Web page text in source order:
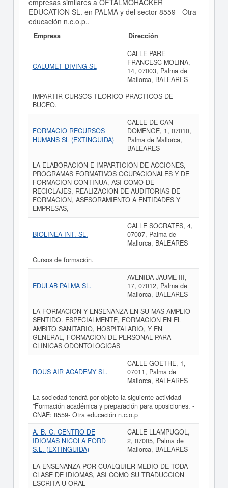
empresas similares a OFTALMOHACKER
EDUCATION SL. en PALMA y del sector 8559 - Otra
educación n.c.o.p..
Empresa Dirección
CALUMET DIVING SL
CALLE PARE
FRANCESC MOLINA,
14, 07003, Palma de
Mallorca, BALEARES
IMPARTIR CURSOS TEORICO PRACTICOS DE
BUCEO.
FORMACIO RECURSOS
HUMANS SL (EXTINGUIDA)
CALLE DE CAN
DOMENGE, 1, 07010,
Palma de Mallorca,
BALEARES
LA ELABORACION E IMPARTICION DE ACCIONES,
PROGRAMAS FORMATIVOS OCUPACIONALES Y DE
FORMACION CONTINUA, ASI COMO DE
RECICLAJES, REALIZACION DE AUDITORIAS DE
FORMACION, ASESORAMIENTO A ENTIDADES Y
EMPRESAS,
BIOLINEA INT. SL.
CALLE SOCRATES, 4,
07007, Palma de
Mallorca, BALEARES
Cursos de formación.
EDULAB PALMA SL.
AVENIDA JAUME III,
17, 07012, Palma de
Mallorca, BALEARES
LA FORMACION Y ENSENANZA EN SU MAS AMPLIO
SENTIDO. ESPECIALMENTE, FORMACION EN EL
AMBITO SANITARIO, HOSPITALARIO, Y EN
GENERAL, FORMACION DE PERSONAL PARA
CLINICAS ODONTOLOGICAS
ROUS AIR ACADEMY SL.
CALLE GOETHE, 1,
07011, Palma de
Mallorca, BALEARES
La sociedad tendrá por objeto la siguiente actividad
"Formación académica y preparación para oposiciones. -
CNAE: 8559- Otra educación n.c.o.p
A. B. C. CENTRO DE
IDIOMAS NICOLA FORD
S.L. (EXTINGUIDA)
CALLE LLAMPUGOL,
2, 07005, Palma de
Mallorca, BALEARES
LA ENSENANZA POR CUALQUIER MEDIO DE TODA
CLASE DE IDIOMAS, ASI COMO SU TRADUCCION
ESCRITA U ORAL